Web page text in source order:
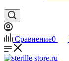
Сравнение0